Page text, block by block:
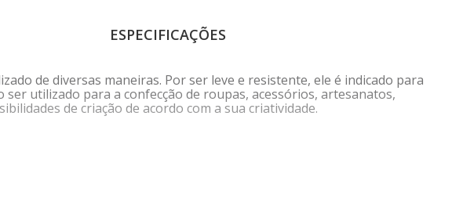
ESPECIFICAÇÕES
de diversas maneiras. Por ser leve e resistente, ele é indicado para
utilizado para a confecção de roupas, acessórios, artesanatos,
de criação de acordo com a sua criatividade.